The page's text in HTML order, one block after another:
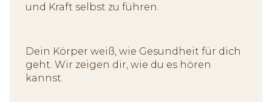
und Kraft selbst zu führen.
Dein Körper weiß, wie Gesundheit für dich
geht. Wir zeigen dir, wie du es hören
kannst.